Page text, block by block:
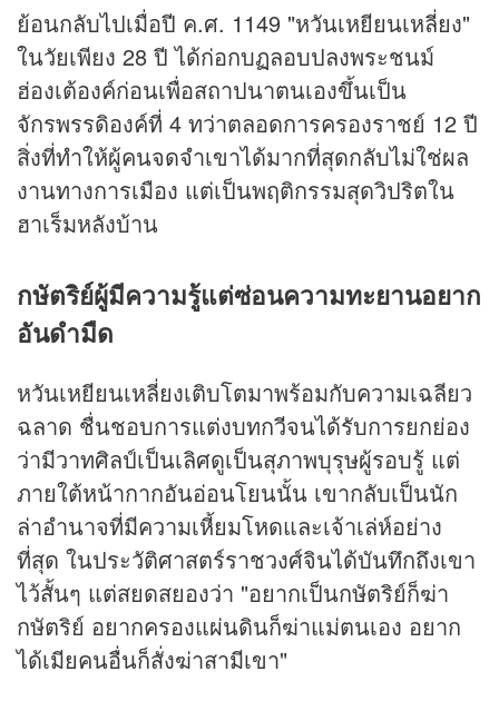
ย้อนกลับไปเมื่อปี ค.ศ. 1149 "หวันเหยียนเหลี่ยง"
ในวัยเพียง 28 ปี ได้ก่อกบฏลอบปลงพระชนม์
ฮ่องเต้องค์ก่อนเพื่อสถาปนาตนเองขึ้นเป็น
จักรพรรดิองค์ที่ 4 ทว่าตลอดการครองราชย์ 12 ปี
สิ่งที่ทำให้ผู้คนจดจำเขาได้มากที่สุดกลับไม่ใช่ผล
งานทางการเมือง แต่เป็นพฤติกรรมสุดวิปริตใน
ฮาเร็มหลังบ้าน
กษัตริย์ผู้มีความรู้แต่ซ่อนความทะยานอยาก
อันดำมืด
หวันเหยียนเหลี่ยงเติบโตมาพร้อมกับความเฉลียว
ฉลาด ชื่นชอบการแต่งบทกวีจนได้รับการยกย่อง
ว่ามีวาทศิลป์เป็นเลิศดูเป็นสุภาพบุรุษผู้รอบรู้ แต่
ภายใต้หน้ากากอันอ่อนโยนนั้น เขากลับเป็นนัก
ล่าอำนาจที่มีความเหี้ยมโหดและเจ้าเล่ห์อย่าง
ที่สุด ในประวัติศาสตร์ราชวงศ์จินได้บันทึกถึงเขา
ไว้สั้นๆ แต่สยดสยองว่า "อยากเป็นกษัตริย์ก็ฆ่า
กษัตริย์ อยากครองแผ่นดินก็ฆ่าแม่ตนเอง อยาก
ได้เมียคนอื่นก็สั่งฆ่าสามีเขา"